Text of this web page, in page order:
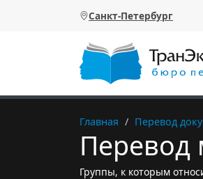
Перейти к основному содержанию
Санкт-Петербург
Главная Перевод
Перевод
Группы, к которым